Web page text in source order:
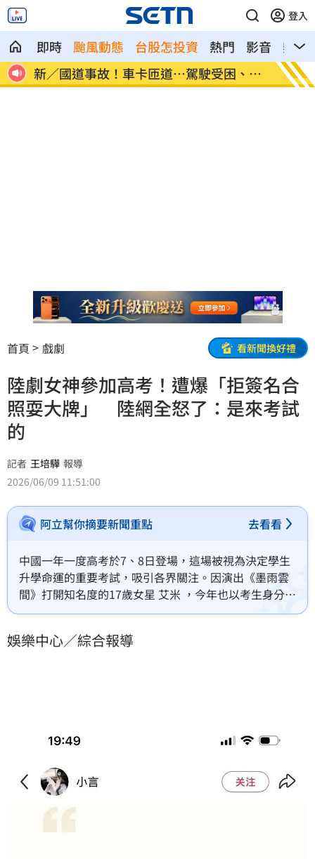
登入
即時 颱風動態 台股怎投資 熱門 影音
熱搜
」
新／國道事故！車卡匝道…駕駛受困、昏
迷
7縣
天
首頁 戲劇 看新聞換好禮
陸劇女神參加高考！遭爆「拒簽名合
照耍大牌」 陸網全怒了：是來考試
的
記者 王培驊 報導
2026/06/09 11:51:00
阿立幫你摘要新聞重點 去看看
中國一年一度高考於7、8日登場，這場被視為決定學生
升學命運的重要考試，吸引各界關注。因演出《墨雨雲
間》打開知名度的17歲女星 艾米 ，今年也以考生身分走
進考場，沒想到卻意外捲入爭議。
娛樂中心／綜合報導